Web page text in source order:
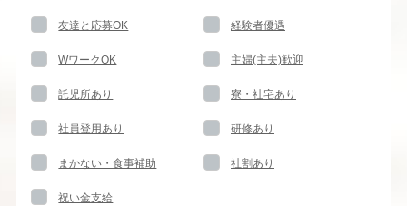
友達と応募OK 経験者優遇
WワークOK 主婦(主夫)歓迎
託児所あり 寮・社宅あり
社員登用あり 研修あり
まかない・食事補助 社割あり
祝い金支給